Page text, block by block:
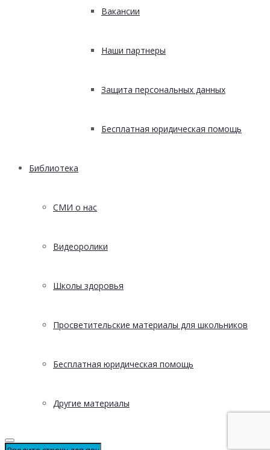
Вакансии
Наши партнеры
Защита персональных данных
Бесплатная юридическая помощь
Библиотека
СМИ о нас
Видеоролики
Школы здоровья
Просветительские материалы для школьников
Бесплатная юридическая помощь
Другие материалы